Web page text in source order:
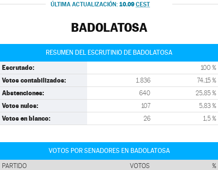
ÚLTIMA ACTUALIZACIÓN: 10.09 CEST
BADOLATOSA
RESUMEN DEL ESCRUTINIO DE BADOLATOSA
Escrutado: 100 %
Votos contabilizados: 1.836 74,15 %
Abstenciones: 640 25,85 %
Votos nulos: 107 5,83 %
Votos en blanco: 26 1,5 %
VOTOS POR SENADORES EN BADOLATOSA
PARTIDO VOTOS %